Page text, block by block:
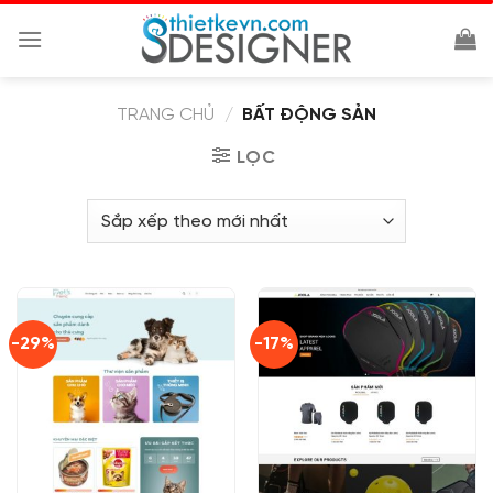
đến
TRANG CHỦ
/ BẤT ĐỘNG SẢN
LỌC
-29% -17%